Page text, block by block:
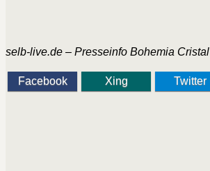
selb-live.de – Presseinfo Bohemia Cristal
Facebook Xing Twitter